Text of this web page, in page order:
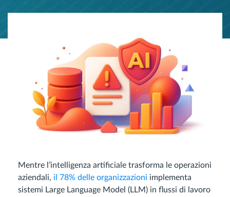
Mentre l’intelligenza artificiale trasforma le operazioni
aziendali, il 78% delle organizzazioni implementa
sistemi Large Language Model (LLM) in flussi di lavoro